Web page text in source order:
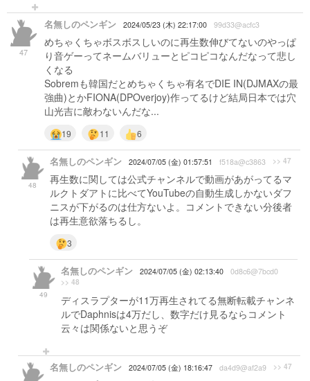
47
名無しのペンギン 2024/05/23 (木) 22:17:00 99d33@acfc3
めちゃくちゃボスボスしいのに再生数伸びてないのやっぱ
り音ゲーってネームバリューとピコピコなんだなって悲し
くなる
Sobremも韓国だとめちゃくちゃ有名でDIE IN(DJMAXの最
強曲)とかFIONA(DPOverjoy)作ってるけど結局日本では穴
山光吉に敵わないんだな...
19 11 6
48
名無しのペンギン 2024/07/05 (金) 01:57:51 f518a@c3863 >> 47
再生数に関しては公式チャンネルで動画があがってるマ
ルクトダアトに比べてYouTubeの自動生成しかないダフ
ニスが下がるのは仕方ないよ。コメントできない分後者
は再生意欲落ちるし。
3
49
名無しのペンギン 2024/07/05 (金) 02:13:40 0d8c6@7bcd0
>> 48
ディスラプターが11万再生されてる無断転載チャンネ
ルでDaphnisは4万だし、数字だけ見るならコメント
云々は関係ないと思うぞ
名無しのペンギン 2024/07/05 (金) 18:16:47 da4d9@af2a9 >> 47